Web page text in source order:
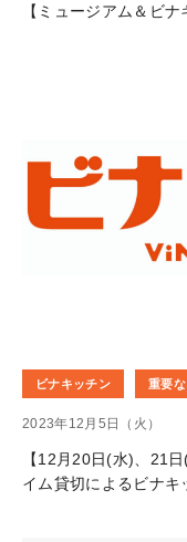
【ミュージアム＆ビ
ビナキッチン 重要
2023年12月5日（火）
【12月20日(水)、21
イム貸切によるビナ